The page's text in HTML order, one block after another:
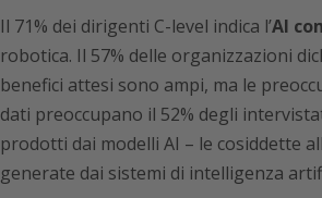
Il 71% dei dirigenti C-level indica l’AI
robotica. Il 57% delle organizzazioni
benefici attesi sono ampi, ma le
dati preoccupano il 52% degli
prodotti dai modelli AI – le cosiddette
generate dai sistemi di intelligenza